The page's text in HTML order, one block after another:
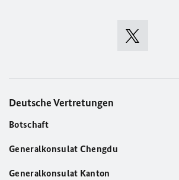
Deutsche Vertretungen
Botschaft
Generalkonsulat Chengdu
Generalkonsulat Kanton